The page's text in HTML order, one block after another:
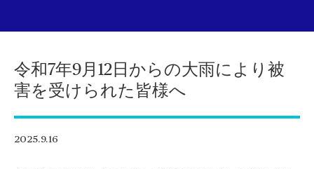
令和7年9月12日からの大雨により被
害を受けられた皆様へ
2025.9.16